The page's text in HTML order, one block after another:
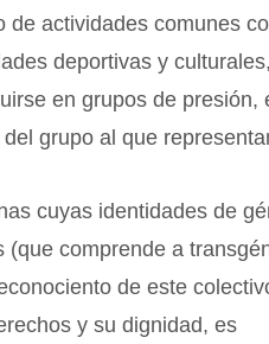
de actividades comunes
deportivas y
en grupos de presión,
grupo al que
cuyas identidades de
comprende a
de este
y su dignidad, es